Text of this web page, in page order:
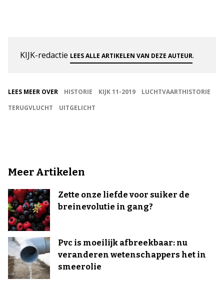
KIJK-redactie LEES ALLE ARTIKELEN VAN DEZE AUTEUR.
LEES MEER OVER HISTORIE KIJK 11-2019
LUCHTVAARTHISTORIE
TERUGVLUCHT
UITGELICHT
Meer Artikelen
Zette onze liefde voor suiker de
breinevolutie in gang?
Pvc is moeilijk afbreekbaar: nu
veranderen wetenschappers het in
smeerolie